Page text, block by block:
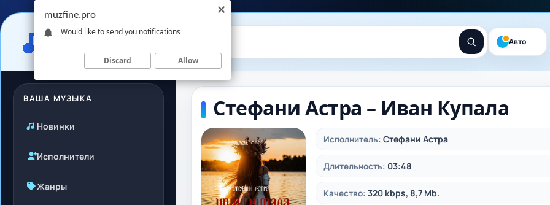
Авто
ВАША МУЗЫКА
Новинки
Исполнители
Жанры
Стефани Астра – Иван Купала
Исполнитель: Стефани Астра
Длительность: 03:48
Качество: 320 kbps, 8,7 Mb.
muzfine.pro
Would like to send you notifications
Discard Allow